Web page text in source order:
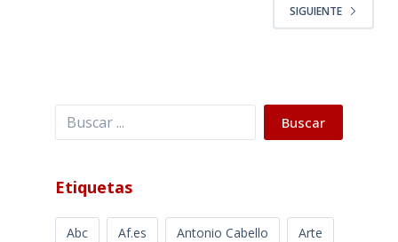
SIGUIENTE
Buscar Buscar
Etiquetas
Abc Af.es Antonio Cabello Arte